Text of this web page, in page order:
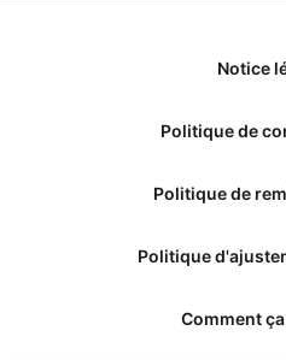
Notice
Politique de
Politique de
Politique
Comment